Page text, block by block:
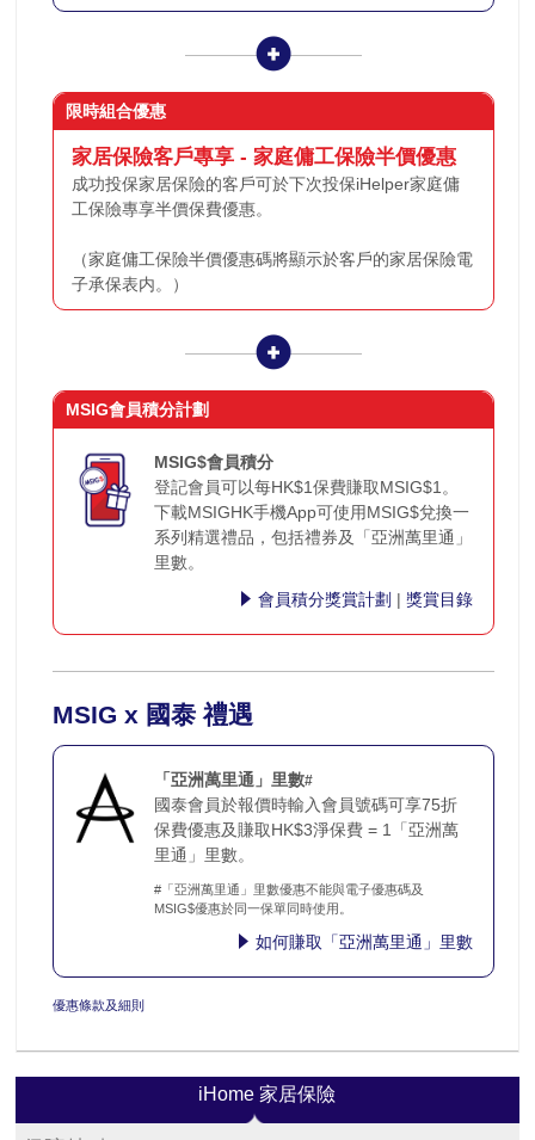
限時組合優惠
家居保險客戶專享 - 家庭傭工保險半價優惠
成功投保家居保險的客戶可於下次投保iHelper家庭傭
工保險專享半價保費優惠。
（家庭傭工保險半價優惠碼將顯示於客戶的家居保險電
子承保表内。）
MSIG會員積分計劃
MSIG$會員積分
登記會員可以每HK$1保費賺取MSIG$1。
下載MSIGHK手機App可使用MSIG$兌換一
系列精選禮品，包括禮券及「亞洲萬里通」
里數。
會員積分獎賞計劃 | 獎賞目錄
MSIG x 國泰 禮遇
「亞洲萬里通」里數#
國泰會員於報價時輸入會員號碼可享75折
保費優惠及賺取HK$3淨保費 = 1「亞洲萬
里通」里數。
#「亞洲萬里通」里數優惠不能與電子優惠碼及
MSIG$優惠於同一保單同時使用。
如何賺取「亞洲萬里通」里數
優惠條款及細則
iHome 家居保險